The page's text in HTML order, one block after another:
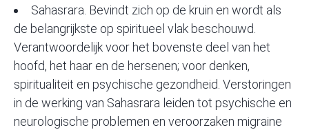
Sahasrara. Bevindt zich op de kruin en wordt als
de belangrijkste op spiritueel vlak beschouwd.
Verantwoordelijk voor het bovenste deel van het
hoofd, het haar en de hersenen; voor denken,
spiritualiteit en psychische gezondheid. Verstoringen
in de werking van Sahasrara leiden tot psychische en
neurologische problemen en veroorzaken migraine